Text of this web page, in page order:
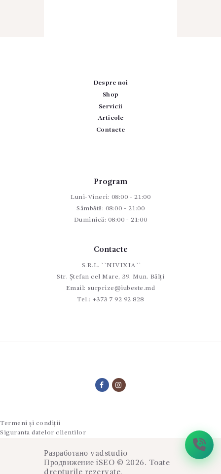
Despre noi
Shop
Servicii
Articole
Contacte
Program
Luni-Vineri: 08:00 - 21:00
Sâmbătă: 08:00 - 21:00
Duminică: 08:00 - 21:00
Contacte
S.R.L. ``NIVIXIA``
Str. Ștefan cel Mare, 39. Mun. Bălți
Email: surprize@iubeste.md
Tel.: +373 7 92 92 828
Termeni și condiții
Siguranta datelor clientilor
Разработано vadstudio
Продвижение iSEO © 2026. Toate